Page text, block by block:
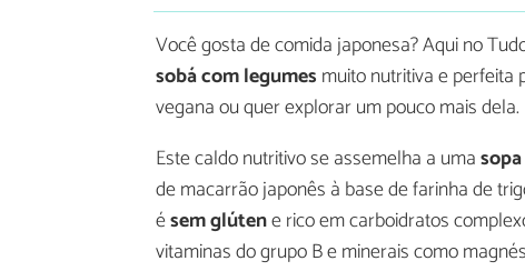
Você gosta de comida japonesa? Aqui no
sobá com legumes muito nutritiva e perfeita
vegana ou quer explorar um pouco mais dela.
Este caldo nutritivo se assemelha a uma
de macarrão japonês à base de farinha de
ésem glútene rico em carboidratos
vitaminas do grupo B e minerais como